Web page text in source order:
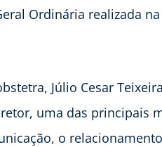
Ordinária realizada na
Júlio Cesar
uma das principais
o